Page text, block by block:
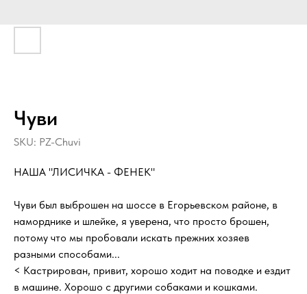
Чуви
SKU: PZ-Chuvi
НАША "ЛИСИЧКА - ФЕНЕК"
Чуви был выброшен на шоссе в Егорьевском районе, в
наморднике и шлейке, я уверена, что просто брошен,
потому что мы пробовали искать прежних хозяев
разными способами...
< Кастрирован, привит, хорошо ходит на поводке и ездит
в машине. Хорошо с другими собаками и кошками.